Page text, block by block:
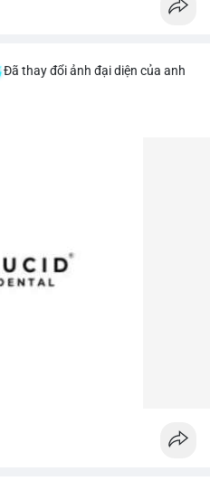
Đã thay đổi ảnh đại diện của anh